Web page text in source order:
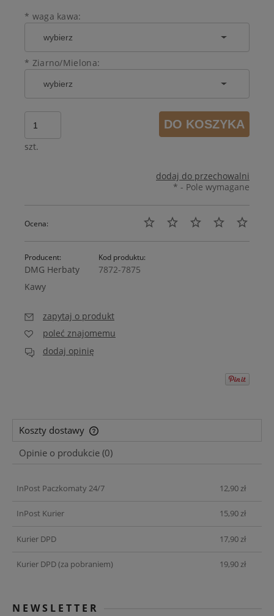
* waga kawa:
* Ziarno/Mielona:
szt.
DO KOSZYKA
dodaj do przechowalni
* - Pole wymagane
Ocena:
Producent:
DMG Herbaty
Kawy
Kod produktu:
7872-7875
zapytaj o produkt
poleć znajomemu
dodaj opinię
Koszty dostawy
Cena nie zawiera ewentualnych kosztów płatności
Opinie o produkcie (0)
InPost Paczkomaty 24/7 12,90 zł
InPost Kurier 15,90 zł
Kurier DPD 17,90 zł
Kurier DPD (za pobraniem) 19,90 zł
NEWSLETTER